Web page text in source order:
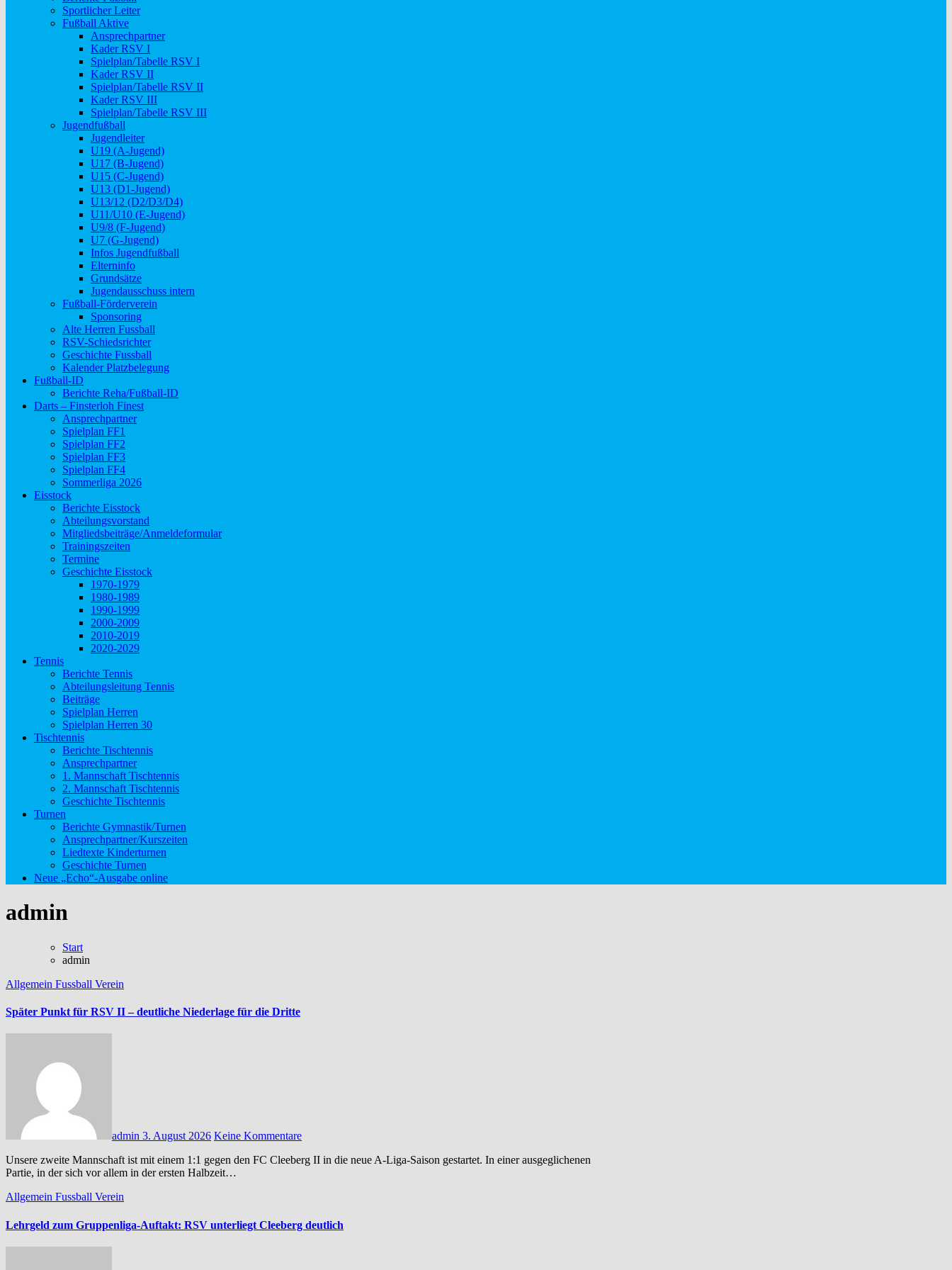
Sportlicher Leiter
Fußball Aktive
Ansprechpartner
Kader RSV I
Spielplan/Tabelle RSV I
Kader RSV II
Spielplan/Tabelle RSV II
Kader RSV III
Spielplan/Tabelle RSV III
Jugendfußball
Jugendleiter
U19 (A-Jugend)
U17 (B-Jugend)
U15 (C-Jugend)
U13 (D1-Jugend)
U13/12 (D2/D3/D4)
U11/U10 (E-Jugend)
U9/8 (F-Jugend)
U7 (G-Jugend)
Infos Jugendfußball
Elterninfo
Grundsätze
Jugendausschuss intern
Fußball-Förderverein
Sponsoring
Alte Herren Fussball
RSV-Schiedsrichter
Geschichte Fussball
Kalender Platzbelegung
Fußball-ID
Berichte Reha/Fußball-ID
Darts – Finsterloh Finest
Ansprechpartner
Spielplan FF1
Spielplan FF2
Spielplan FF3
Spielplan FF4
Sommerliga 2026
Eisstock
Berichte Eisstock
Abteilungsvorstand
Mitgliedsbeiträge/Anmeldeformular
Trainingszeiten
Termine
Geschichte Eisstock
1970-1979
1980-1989
1990-1999
2000-2009
2010-2019
2020-2029
Tennis
Berichte Tennis
Abteilungsleitung Tennis
Beiträge
Spielplan Herren
Spielplan Herren 30
Tischtennis
Berichte Tischtennis
Ansprechpartner
1. Mannschaft Tischtennis
2. Mannschaft Tischtennis
Geschichte Tischtennis
Turnen
Berichte Gymnastik/Turnen
Ansprechpartner/Kurszeiten
Liedtexte Kinderturnen
Geschichte Turnen
Neue „Echo“-Ausgabe online
admin
Start
admin
Allgemein Fussball Verein
Später Punkt für RSV II – deutliche Niederlage für die Dritte
admin 3. August 2026 Keine Kommentare
Unsere zweite Mannschaft ist mit einem 1:1 gegen den FC Cleeberg II in die neue A-Liga-Saison gestartet. In einer ausgeglichenen
Partie, in der sich vor allem in der ersten Halbzeit…
Allgemein Fussball Verein
Lehrgeld zum Gruppenliga-Auftakt: RSV unterliegt Cleeberg deutlich